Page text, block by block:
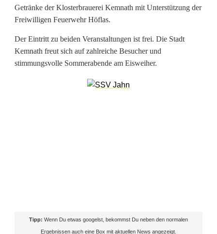
s
e
i
Getränke der Klosterbrauerei Kemnath mit Unterstützung der
Freiwilligen Feuerwehr Höflas.
Der Eintritt zu beiden Veranstaltungen ist frei. Die Stadt
Kemnath freut sich auf zahlreiche Besucher und
stimmungsvolle Sommerabende am Eisweiher.
Tipp: Wenn Du etwas googelst, bekommst Du neben den normalen
Ergebnissen auch eine Box mit aktuellen News angezeigt.